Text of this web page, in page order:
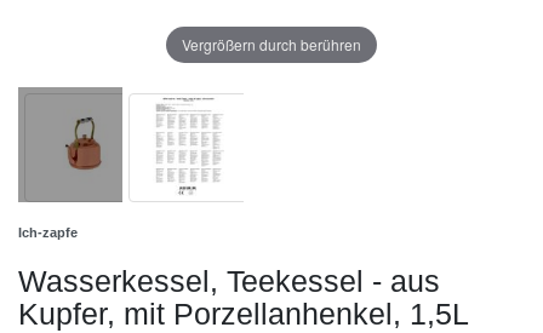
Vergrößern durch berühren
Ich-zapfe
Wasserkessel, Teekessel - aus
Kupfer, mit Porzellanhenkel, 1,5L